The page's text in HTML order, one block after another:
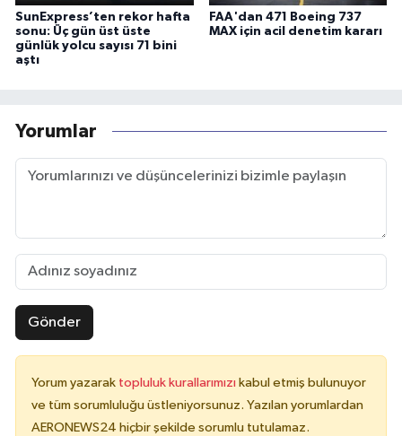
SunExpress’ten rekor hafta
sonu: Üç gün üst üste
günlük yolcu sayısı 71 bini
aştı
FAA'dan 471 Boeing 737
MAX için acil denetim kararı
Yorumlar
Gönder
Yorum yazarak topluluk kurallarımızı kabul etmiş bulunuyor
ve tüm sorumluluğu üstleniyorsunuz. Yazılan yorumlardan
AERONEWS24 hiçbir şekilde sorumlu tutulamaz.